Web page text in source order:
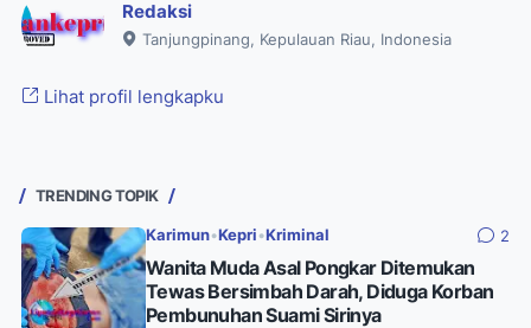
Redaksi
Tanjungpinang, Kepulauan Riau, Indonesia
Lihat profil lengkapku
TRENDING TOPIK
Karimun•Kepri •Kriminal 2
Wanita Muda Asal Pongkar Ditemukan
Tewas Bersimbah Darah, Diduga Korban
Pembunuhan Suami Sirinya